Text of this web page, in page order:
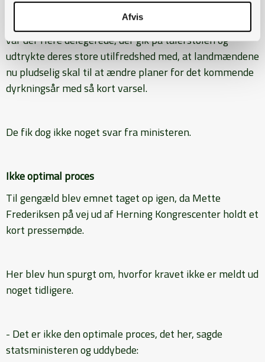
Afvis
Efter statsministerens og fødevareministerens taler
var der flere delegerede, der gik på talerstolen og
udtrykte deres store utilfredshed med, at landmændene
nu pludselig skal til at ændre planer for det kommende
dyrkningsår med så kort varsel.
De fik dog ikke noget svar fra ministeren.
Ikke optimal proces
Til gengæld blev emnet taget op igen, da Mette
Frederiksen på vej ud af Herning Kongrescenter holdt et
kort pressemøde.
Her blev hun spurgt om, hvorfor kravet ikke er meldt ud
noget tidligere.
- Det er ikke den optimale proces, det her, sagde
statsministeren og uddybede: